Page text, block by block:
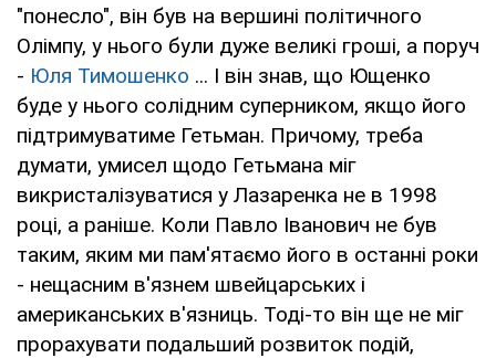
"понесло", він був на вершині політичного
Олімпу, у нього були дуже великі гроші, а поруч
- Юля Тимошенко ... І він знав, що Ющенко
буде у нього солідним суперником, якщо його
підтримуватиме Гетьман. Причому, треба
думати, умисел щодо Гетьмана міг
викристалізуватися у Лазаренка не в 1998
році, а раніше. Коли Павло Іванович не був
таким, яким ми пам'ятаємо його в останні роки
- нещасним в'язнем швейцарських і
американських в'язниць. Тоді-то він ще не міг
прорахувати подальший розвиток подій,